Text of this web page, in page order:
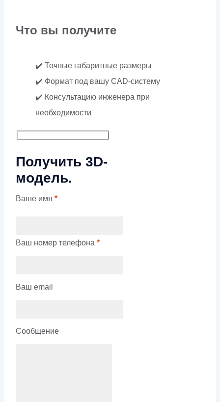
Что вы получите
✔️ Точные габаритные размеры
✔️ Формат под вашу CAD-систему
✔️ Консультацию инженера при
необходимости
Получить 3D-
модель.
Ваше имя *
Ваш номер телефона *
Ваш email
Сообщение